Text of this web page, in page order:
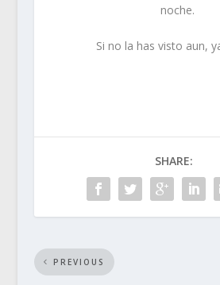
noche.
Si no la has visto aun,
SHARE:
PREVIOUS